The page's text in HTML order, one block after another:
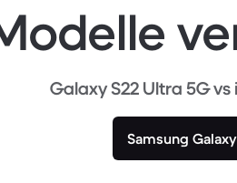
Galaxy S22 Ultra 5G vs
Samsung